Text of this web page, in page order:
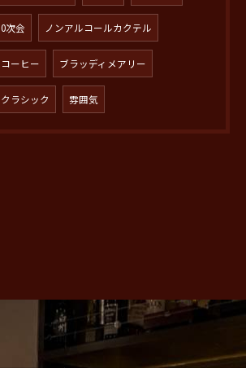
0次会 ノンアルコールカクテル
コーヒー ブラッディメアリー
クラシック 雰囲気